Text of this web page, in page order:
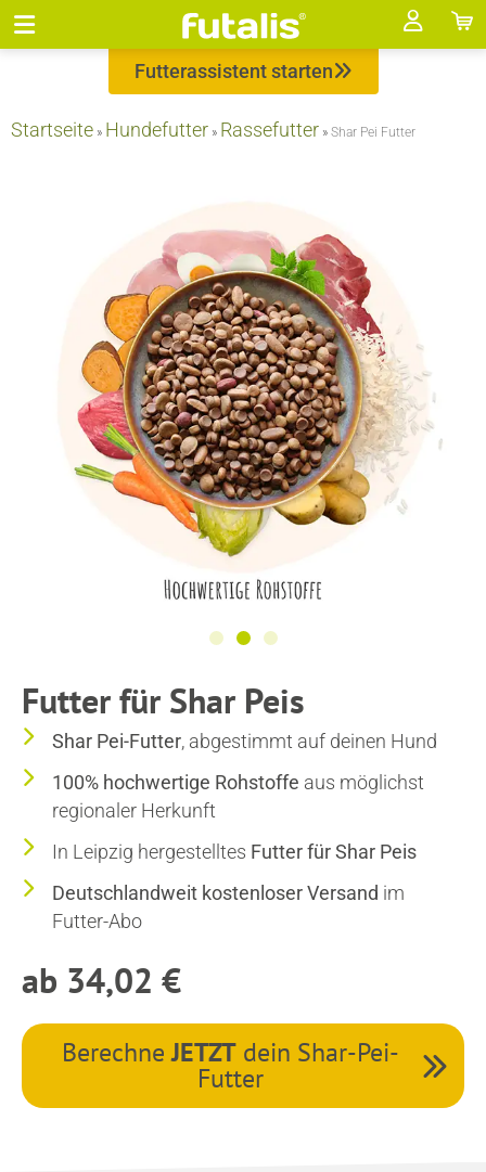
Futterassistent starten
Startseite » Hundefutter » Rassefutter » Shar Pei Futter
Futter für Shar Peis
Shar Pei-Futter, abgestimmt auf deinen Hund
100% hochwertige Rohstoffe aus möglichst
regionaler Herkunft
In Leipzig hergestelltes Futter für Shar Peis
Deutschlandweit kostenloser Versand im
Futter-Abo
ab 34,02 €
BerechneJETZTdein Shar-Pei-
Futter